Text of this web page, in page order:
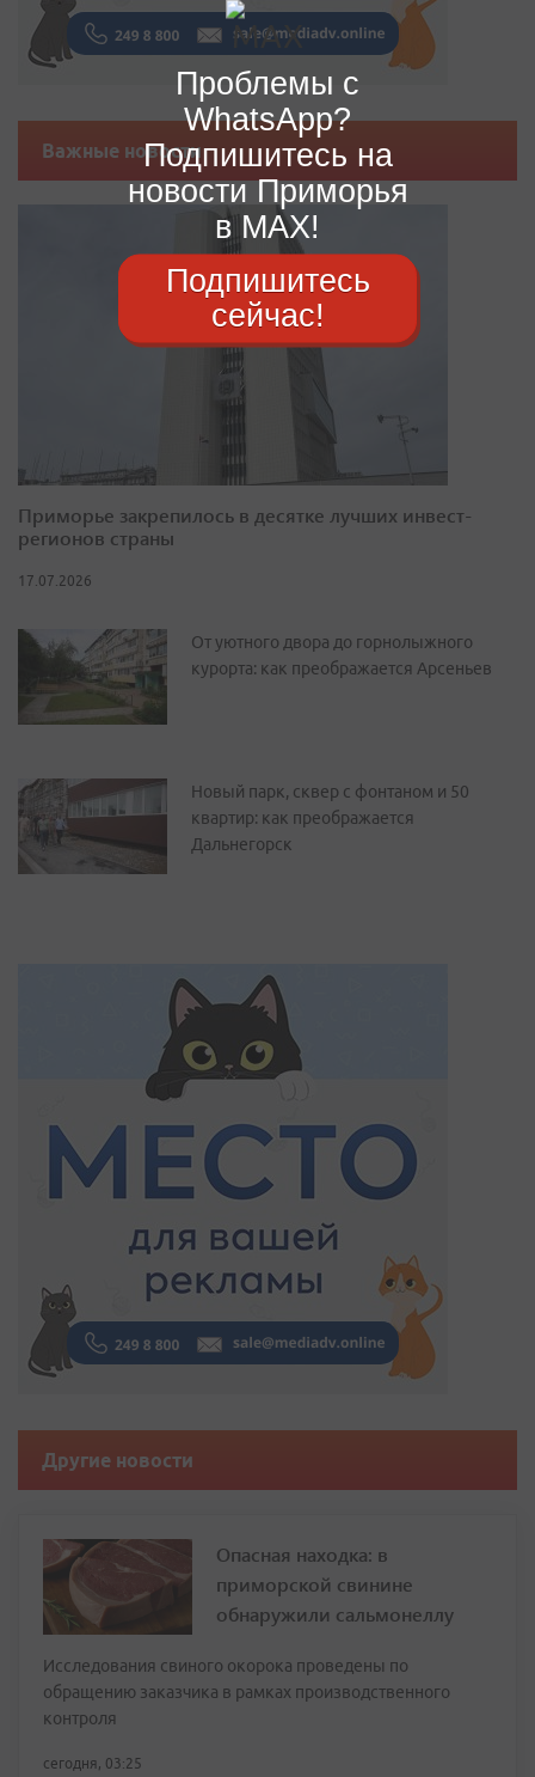
Важные новости
Приморье закрепилось в десятке лучших инвест-
регионов страны
17.07.2026
От уютного двора до горнолыжного
курорта: как преображается Арсеньев
Новый парк, сквер с фонтаном и 50
квартир: как преображается
Дальнегорск
Другие новости
Опасная находка: в
приморской свинине
обнаружили сальмонеллу
Исследования свиного окорока проведены по
обращению заказчика в рамках производственного
контроля
сегодня, 03:25
Проблемы с
WhatsApp?
Подпишитесь на
новости Приморья
в MAX!
Подпишитесь
сейчас!